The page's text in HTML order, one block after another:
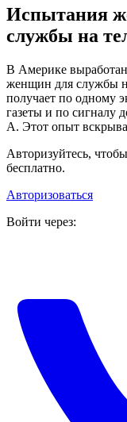
Испытания
службы на
В Америке
женщин для службы
получает по одному
газеты и по сигналу
А. Этот опыт
Авторизуйтесь,
бесплатно.
Авторизоваться
Войти через: